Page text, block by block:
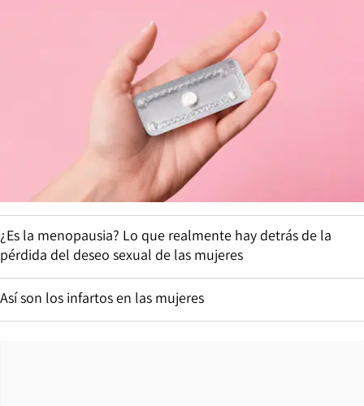
¿Es la menopausia? Lo que realmente hay detrás de la
pérdida del deseo sexual de las mujeres
Así son los infartos en las mujeres